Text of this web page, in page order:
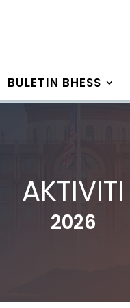
BULETIN BHESS
AKTIVITI
2026